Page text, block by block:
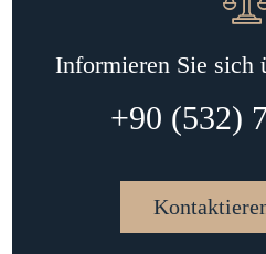
Informieren Sie sich
+90 (532)